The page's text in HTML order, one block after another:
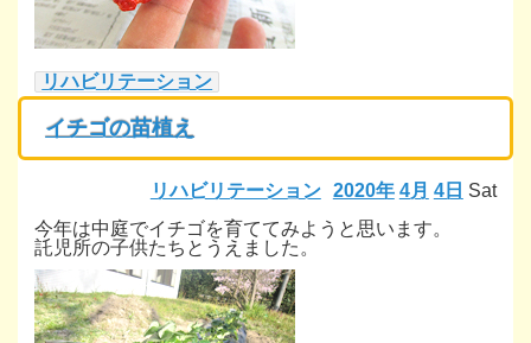
リハビリテーション
イチゴの苗植え
2020年 4月 4日 Sat
リハビリテーション
今年は中庭でイチゴを育ててみようと思います。
託児所の子供たちとうえました。